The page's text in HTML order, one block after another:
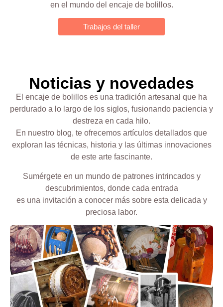
en el mundo del encaje de bolillos.
Trabajos del taller
Noticias y novedades
El encaje de bolillos es una tradición artesanal que ha
perdurado a lo largo de los siglos, fusionando paciencia y
destreza en cada hilo.
En nuestro blog, te ofrecemos artículos detallados que
exploran las técnicas, historia y las últimas innovaciones
de este arte fascinante.
Sumérgete en un mundo de patrones intrincados y
descubrimientos, donde cada entrada
es una invitación a conocer más sobre esta delicada y
preciosa labor.